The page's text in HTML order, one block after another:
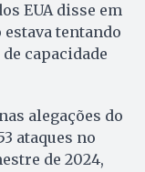
EUA disse em
tentando
capacidade
alegações do
ataques no
de 2024,